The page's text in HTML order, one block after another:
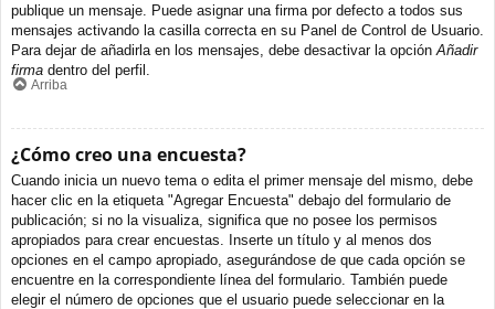
publique un mensaje. Puede asignar una firma por defecto a todos sus
mensajes activando la casilla correcta en su Panel de Control de Usuario.
Para dejar de añadirla en los mensajes, debe desactivar la opción Añadir
firma dentro del perfil.
Arriba
¿Cómo creo una encuesta?
Cuando inicia un nuevo tema o edita el primer mensaje del mismo, debe
hacer clic en la etiqueta "Agregar Encuesta" debajo del formulario de
publicación; si no la visualiza, significa que no posee los permisos
apropiados para crear encuestas. Inserte un título y al menos dos
opciones en el campo apropiado, asegurándose de que cada opción se
encuentre en la correspondiente línea del formulario. También puede
elegir el número de opciones que el usuario puede seleccionar en la